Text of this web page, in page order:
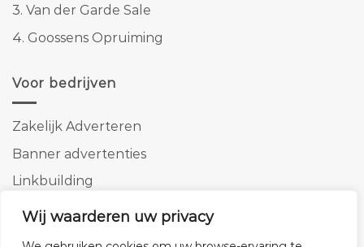
Wij waarderen uw privacy
3. Van der Garde Sale
4. Goossens Opruiming
Voor bedrijven
Zakelijk Adverteren
Banner advertenties
Linkbuilding
SEO copywriting